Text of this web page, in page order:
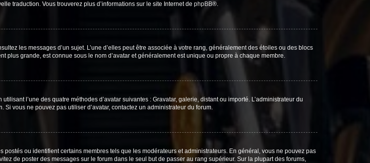
traduction. Vous trouverez plus d’informations sur le site Internet de phpBB®.
les messages d’un sujet. L’une d’elles peut être associée à votre rang, généralement des étoiles ou des blocs
plus grande, est connue sous le nom d’avatar et généralement est unique ou propre à chaque membre.
l’une des quatre méthodes d’avatar suivantes : Gravatar, galerie, distant ou importé. L’administrateur du
vous ne pouvez pas utiliser d’avatar, contactez un administrateur du forum.
ou identifient certains membres tels que les modérateurs et administrateurs. En général, vous ne pouvez pas
de poster des messages sur le forum dans le seul but de passer au rang supérieur. Sur la plupart des forums,